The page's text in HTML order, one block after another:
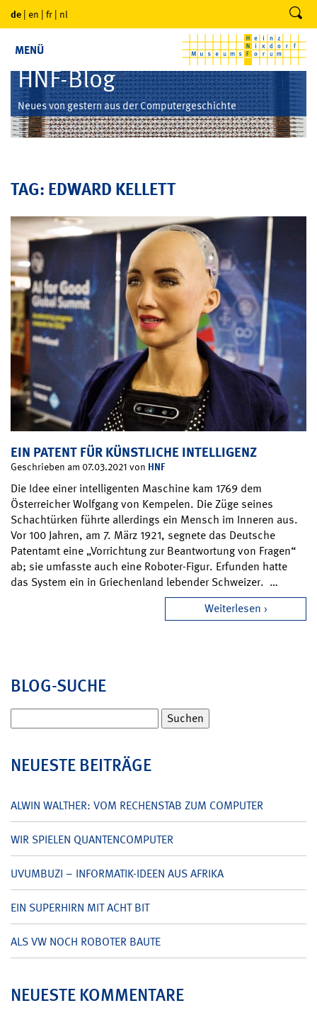
de | en | fr | nl
MENÜ
HNF-Blog
Neues von gestern aus der Computergeschichte
TAG: EDWARD KELLETT
EIN PATENT FÜR KÜNSTLICHE INTELLIGENZ
Geschrieben am 07.03.2021 von HNF
Die Idee einer intelligenten Maschine kam 1769 dem
Österreicher Wolfgang von Kempelen. Die Züge seines
Schachtürken führte allerdings ein Mensch im Inneren aus.
Vor 100 Jahren, am 7. März 1921, segnete das Deutsche
Patentamt eine „Vorrichtung zur Beantwortung von Fragen“
ab; sie umfasste auch eine Roboter-Figur. Erfunden hatte
das System ein in Griechenland lebender Schweizer. …
Weiterlesen
BLOG-SUCHE
nach:
NEUESTE BEITRÄGE
ALWIN WALTHER: VOM RECHENSTAB ZUM COMPUTER
WIR SPIELEN QUANTENCOMPUTER
UVUMBUZI – INFORMATIK-IDEEN AUS AFRIKA
EIN SUPERHIRN MIT ACHT BIT
ALS VW NOCH ROBOTER BAUTE
NEUESTE KOMMENTARE